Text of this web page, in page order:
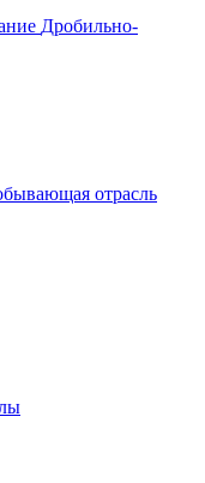
Дробильно-
отрасль